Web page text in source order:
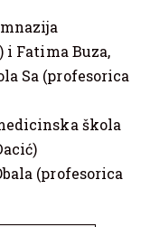
i Fatima Buza,
Sa (profesorica
škola
(profesorica